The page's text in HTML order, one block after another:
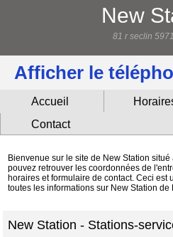
New
81 r seclin
Afficher le
Accueil
Contact
Bienvenue sur le site de New Station
pouvez retrouver les coordonnées de
horaires et formulaire de contact. Ceci est
toutes les informations sur New Station de
New Station - Stations-